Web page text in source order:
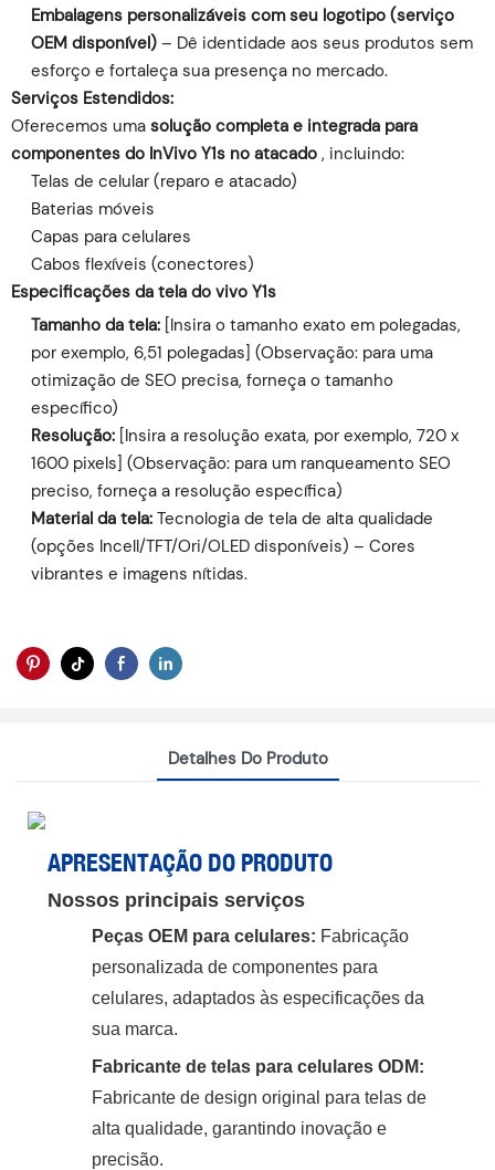
Embalagens personalizáveis ​​com seu logotipo (serviço
OEM disponível) – Dê identidade aos seus produtos sem
esforço e fortaleça sua presença no mercado.
Serviços Estendidos:
Oferecemos uma solução completa e integrada para
componentes do InVivo Y1s no atacado , incluindo:
Telas de celular (reparo e atacado)
Baterias móveis
Capas para celulares
Cabos flexíveis (conectores)
Especificações da tela do vivo Y1s
Tamanho da tela: [Insira o tamanho exato em polegadas,
por exemplo, 6,51 polegadas] (Observação: para uma
otimização de SEO precisa, forneça o tamanho
específico)
Resolução: [Insira a resolução exata, por exemplo, 720 x
1600 pixels] (Observação: para um ranqueamento SEO
preciso, forneça a resolução específica)
Material da tela: Tecnologia de tela de alta qualidade
(opções Incell/TFT/Ori/OLED disponíveis) – Cores
vibrantes e imagens nítidas.
Detalhes Do Produto
APRESENTAÇÃO DO PRODUTO
Nossos principais serviços
Peças OEM para celulares: Fabricação
personalizada de componentes para
celulares, adaptados às especificações da
sua marca.
Fabricante de telas para celulares ODM:
Fabricante de design original para telas de
alta qualidade, garantindo inovação e
precisão.